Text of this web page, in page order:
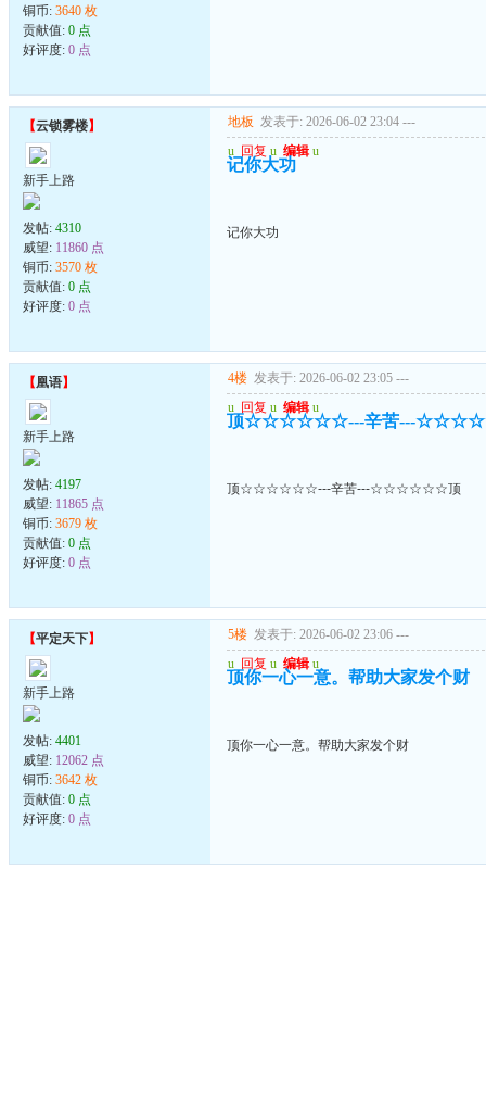
铜币: 3640 枚
贡献值: 0 点
好评度: 0 点
【云锁雾楼】
新手上路
发帖: 4310
威望: 11860 点
铜币: 3570 枚
贡献值: 0 点
好评度: 0 点
地板 发表于: 2026-06-02 23:04 ---
u 回复 u 编辑 u
记你大功
记你大功
【凰语】
新手上路
发帖: 4197
威望: 11865 点
铜币: 3679 枚
贡献值: 0 点
好评度: 0 点
4楼 发表于: 2026-06-02 23:05 ---
u 回复 u 编辑 u
顶☆☆☆☆☆☆---辛苦---
顶☆☆☆☆☆☆---辛苦---☆☆☆☆☆☆顶
【平定天下】
新手上路
发帖: 4401
威望: 12062 点
铜币: 3642 枚
贡献值: 0 点
好评度: 0 点
5楼 发表于: 2026-06-02 23:06 ---
u 回复 u 编辑 u
顶你一心一意。帮助大家发个财
顶你一心一意。帮助大家发个财